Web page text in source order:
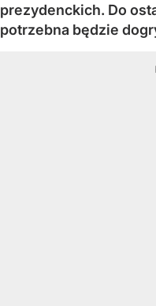
prezydenckich. Do
potrzebna będzie